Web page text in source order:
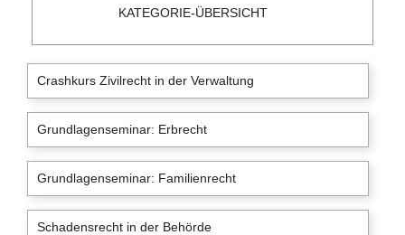
KATEGORIE-ÜBERSICHT
Crashkurs Zivilrecht in der Verwaltung
Grundlagenseminar: Erbrecht
Grundlagenseminar: Familienrecht
Schadensrecht in der Behörde